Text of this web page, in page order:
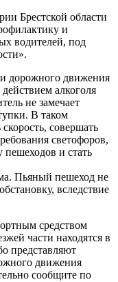
Брестской области
и
водителей, под
дорожного движения
алкоголя
не замечает
В таком
совершать
светофоров,
пешеходов и стать
Пьяный пешеход не
вследствие
средством
части находятся в
представляют
движения
сообщите по